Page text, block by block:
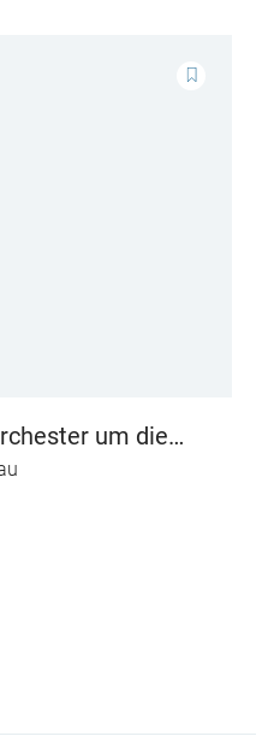
um die